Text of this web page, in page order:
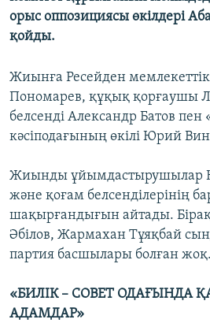
орыс оппозициясы өкілдері
қойды.
Жиынға Ресейден
Пономарев, құқық қорғаушы
белсенді Александр Батов пен
кәсіподағының өкілі Юрий
Жиынды ұйымдастырушылар
және қоғам белсенділерінің
шақырғандығын айтады. Бірақ
Әбілов, Жармахан Тұяқбай
партия басшылары болған жоқ.
«БИЛІК – СОВЕТ ОДАҒЫНДА
АДАМДАР»